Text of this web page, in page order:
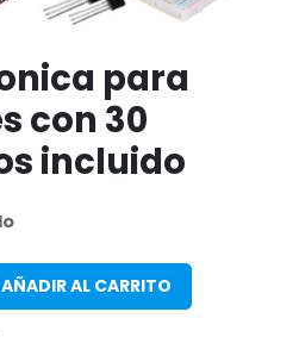
para
con 30
incluido
AÑADIR AL CARRITO